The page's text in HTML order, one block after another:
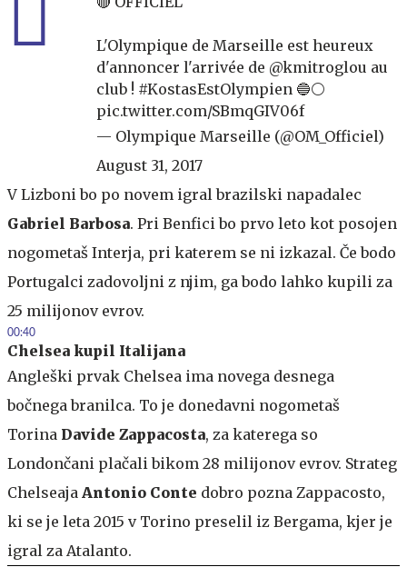
L'Olympique de Marseille est heureux
d'annoncer l'arrivée de @kmitroglou au
club ! #KostasEstOlympien 🔵⚪️
pic.twitter.com/SBmqGIV06f
— Olympique Marseille (@OM_Officiel)
August 31, 2017
V Lizboni bo po novem igral brazilski napadalec
Gabriel Barbosa. Pri Benfici bo prvo leto kot posojen
nogometaš Interja, pri katerem se ni izkazal. Če bodo
Portugalci zadovoljni z njim, ga bodo lahko kupili za
25 milijonov evrov.
00:40
Chelsea kupil Italijana
Angleški prvak Chelsea ima novega desnega
bočnega branilca. To je donedavni nogometaš
Torina Davide Zappacosta, za katerega so
Londončani plačali bikom 28 milijonov evrov. Strateg
Chelseaja Antonio Conte dobro pozna Zappacosto,
ki se je leta 2015 v Torino preselil iz Bergama, kjer je
igral za Atalanto.